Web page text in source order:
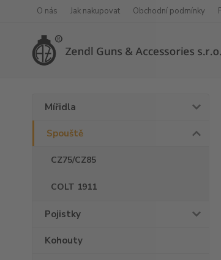
O nás Jak nakupovat Obchodní podmínky
Mířidla
Spouště
CZ75/CZ85
COLT 1911
Pojistky
Kohouty